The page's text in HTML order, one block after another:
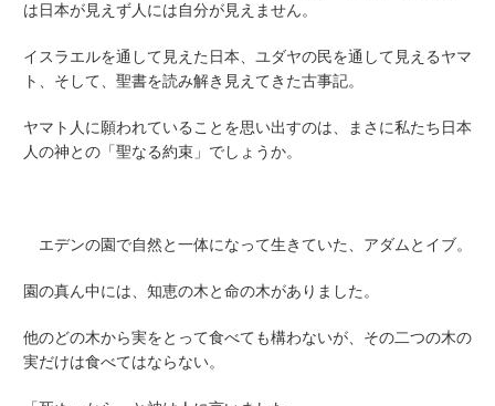
は日本が見えず人には自分が見えません。
イスラエルを通して見えた日本、ユダヤの民を通して見えるヤマ
ト、そして、聖書を読み解き見えてきた古事記。
ヤマト人に願われていることを思い出すのは、まさに私たち日本
人の神との「聖なる約束」でしょうか。
エデンの園で自然と一体になって生きていた、アダムとイブ。
園の真ん中には、知恵の木と命の木がありました。
他のどの木から実をとって食べても構わないが、その二つの木の
実だけは食べてはならない。